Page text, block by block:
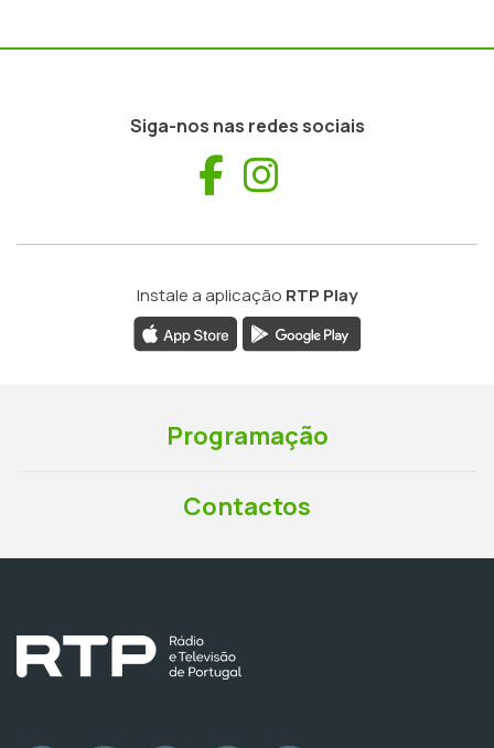
Siga-nos nas redes sociais
Facebook
Instale a aplicação RTP Play
Programação
Contactos